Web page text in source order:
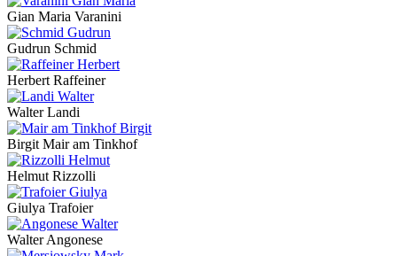
Gian Maria Varanini
Gudrun Schmid
Herbert Raffeiner
Walter Landi
Birgit Mair am Tinkhof
Helmut Rizzolli
Giulya Trafoier
Walter Angonese